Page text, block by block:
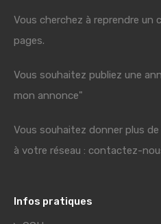
Vous cherchez à reprendre un
pages.
Vous souhaitez publiez une
mon annonce"
Vous souhaitez donner plus
à votre réseau : contactez-
Infos pratiques